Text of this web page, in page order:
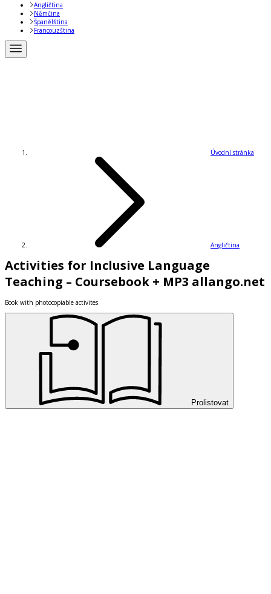
Angličtina
Němčina
Španělština
Francouzština
Úvodní stránka
Angličtina
Activities for Inclusive Language
Teaching – Coursebook + MP3 allango.net
Book with photocopiable activites
Prolistovat